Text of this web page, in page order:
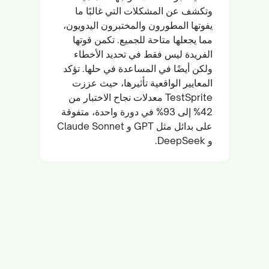
وتكشف عن المشكلات التي غالبًا ما
يفوتها المطورون والمختبرون اليدويون،
مما يجعلها متاحة للجميع. تكمن قوتها
الفريدة ليس فقط في تحديد الأخطاء
ولكن أيضًا في المساعدة في حلها. تؤكد
المعايير الواقعية تأثيرها، حيث عززت
TestSprite معدلات نجاح الاختبار من
42% إلى 93% في دورة واحدة، متفوقة
على بدائل مثل GPT و Claude Sonnet
و DeepSeek.